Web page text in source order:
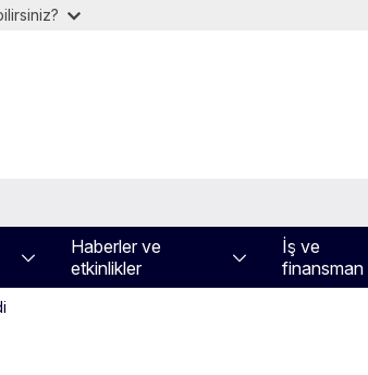
Haberler ve
etkinlikler
İş ve
finansman